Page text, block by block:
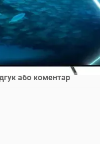
або коментар